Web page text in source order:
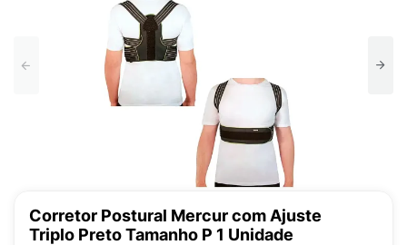
Corretor Postural Mercur com Ajuste
Triplo Preto Tamanho P 1 Unidade